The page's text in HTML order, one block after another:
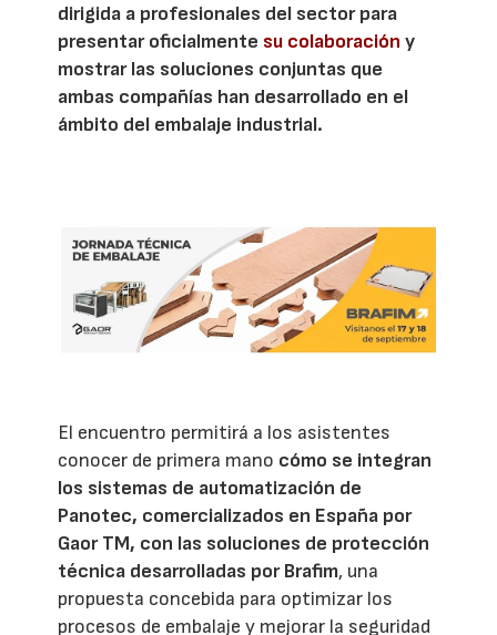
dirigida a profesionales del sector para
presentar oficialmente su colaboración y
mostrar las soluciones conjuntas que
ambas compañías han desarrollado en el
ámbito del embalaje industrial.
El encuentro permitirá a los asistentes
conocer de primera mano cómo se integran
los sistemas de automatización de
Panotec, comercializados en España por
Gaor TM, con las soluciones de protección
técnica desarrolladas por Brafim, una
propuesta concebida para optimizar los
procesos de embalaje y mejorar la seguridad